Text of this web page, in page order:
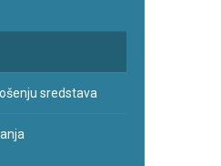
sredstava